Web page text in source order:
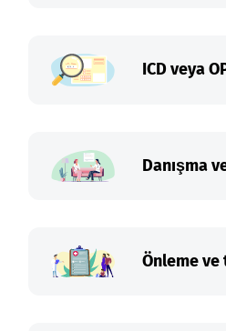
ICD veya
Danışma
Önleme ve